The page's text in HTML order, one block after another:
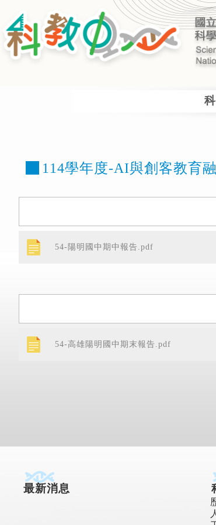
Home 計畫主持人登入
facebook電子信箱
114學年度-AI與創客教育
54-陽明國中期中報告.pdf
54-高雄陽明國中期末報告.pdf
最新消息